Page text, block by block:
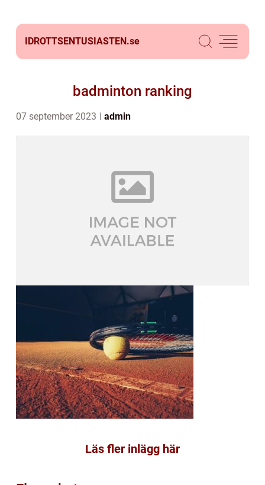
IDROTTSENTUSIASTEN.se
badminton ranking
07 september 2023 admin
Läs fler inlägg här